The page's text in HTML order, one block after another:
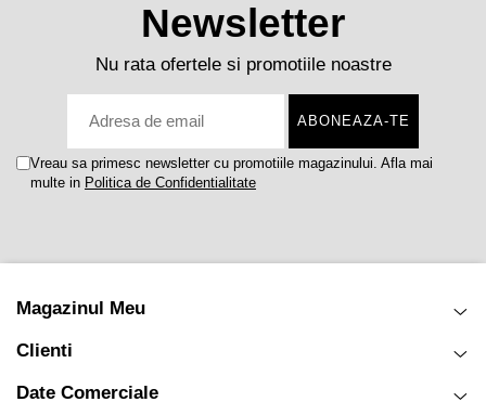
Newsletter
Nu rata ofertele si promotiile noastre
Vreau sa primesc newsletter cu promotiile magazinului. Afla mai
multe in Politica de Confidentialitate
Magazinul Meu
Clienti
Date Comerciale